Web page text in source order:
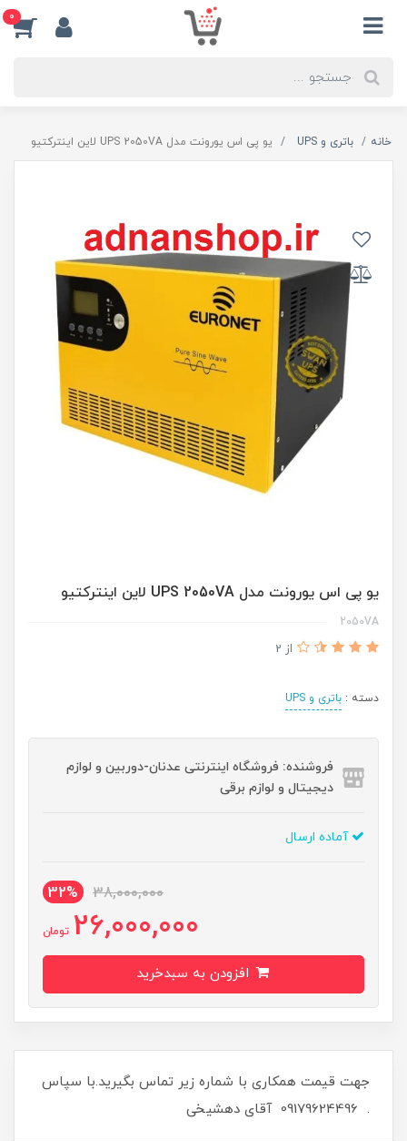
0
خانه باتری و UPS یو پی اس یورونت مدل UPS 2050VA لاین اینترکتیو
یو پی اس یورونت مدل UPS 2050VA لاین اینترکتیو
2050VA
از 2
دسته : باتری و UPS
فروشنده: فروشگاه اینترنتی عدنان-دوربین و لوازم
دیجیتال و لوازم برقی
آماده ارسال
38,000,000
32%
26,000,000 تومان
جهت قیمت همکاری با شماره زیر تماس بگیرید.با سپاس
. 09179624496 آقای دهشیخی